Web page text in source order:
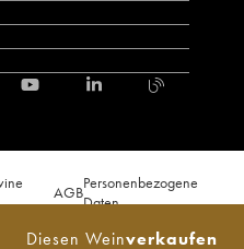
Diesen Weinverkaufen
AGBPersonenbezogene
Daten
ART.L.3342-1 et L.3353-3